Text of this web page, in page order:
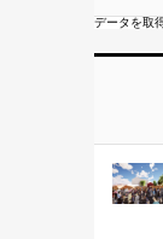
データを取